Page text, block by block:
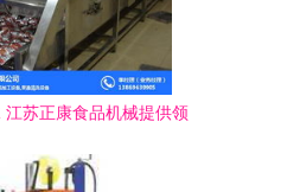
江苏正康食品机械提供领